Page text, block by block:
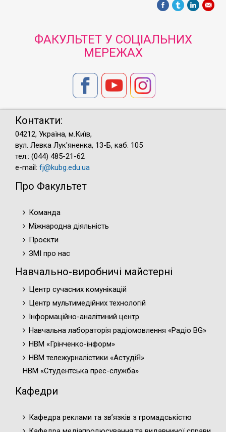
ФАКУЛЬТЕТ У СОЦІАЛЬНИХ
МЕРЕЖАХ
Контакти:
04212, Україна, м.Київ,
вул. Левка Лук'яненка, 13-Б, каб. 105
тел.: (044) 485-21-62
e-mail: fj@kubg.edu.ua
Про Факультет
Команда
Міжнародна діяльність
Проєкти
ЗМІ про нас
Навчально-виробничі майстерні
Центр сучасних комунікацій
Центр мультимедійних технологій
Інформаційно-аналітиний центр
Навчальна лабораторія радіомовлення «Радіо BG»
НВМ «Грінченко-інформ»
НВМ тележурналістики «АстудіЯ»
НВМ «Студентська прес-служба»
Кафедри
Кафедра реклами та зв’язків з громадськістю